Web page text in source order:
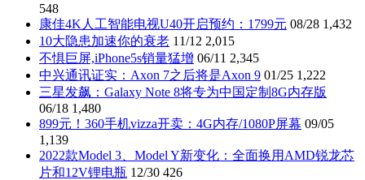
548
康佳4K人工智能电视U40开启预约：1799元 08/28 1,432
10大隐患加速你的衰老 11/12 2,015
不惧巨屏,iPhone5s销量猛增 06/11 2,345
中兴通讯证实：Axon 7之后将是Axon 9 01/25 1,222
三星发飙：Galaxy Note 8将专为中国定制8G内存版
06/18 1,480
899元！360手机vizza开卖：4G内存/1080P屏幕 09/05
1,139
2022款Model 3、Model Y新变化：全面换用AMD锐龙芯
片和12V锂电瓶 12/30 426